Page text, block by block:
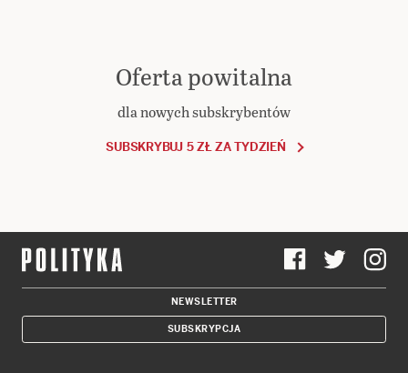
Oferta powitalna
dla nowych subskrybentów
SUBSKRYBUJ 5 ZŁ ZA TYDZIEŃ
NEWSLETTER
SUBSKRYPCJA